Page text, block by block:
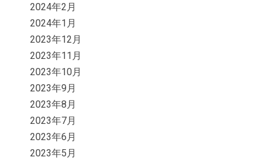
2024年2月
2024年1月
2023年12月
2023年11月
2023年10月
2023年9月
2023年8月
2023年7月
2023年6月
2023年5月